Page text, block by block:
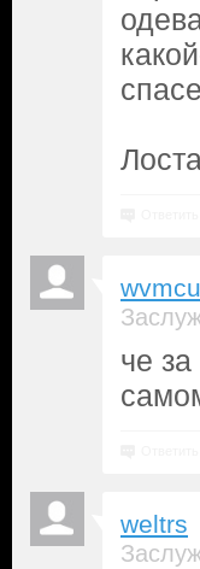
wvmcu
че
weltrs